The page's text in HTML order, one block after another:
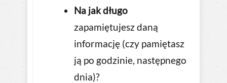
Na jak długo
zapamiętujesz daną
informację (czy pamiętasz
ją po godzinie, następnego
dnia)?